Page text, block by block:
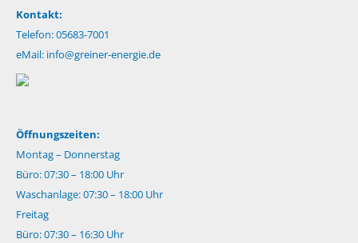
Kontakt:
Telefon: 05683-7001
eMail: info@greiner-energie.de
Öffnungszeiten:
Montag – Donnerstag
Büro: 07:30 – 18:00 Uhr
Waschanlage: 07:30 – 18:00 Uhr
Freitag
Büro: 07:30 – 16:30 Uhr